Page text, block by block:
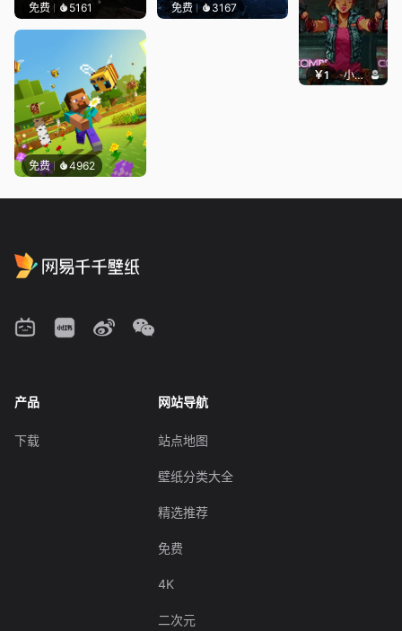
免费 5161 免费 3167
免费 4962
￥1 小鹿子
产品
下载
网站导航
站点地图
壁纸分类大全
精选推荐
免费
4K
二次元